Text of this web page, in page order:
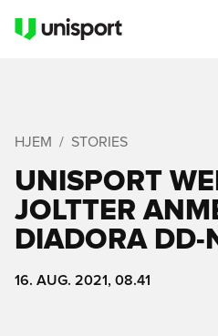
HJEM STORIES
UNISPORT
JOLTTER
DIADORA DD-
16. AUG. 2021, 08.41